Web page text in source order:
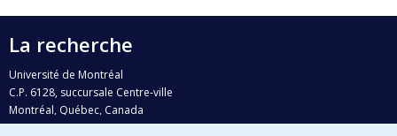
La recherche
Université de Montréal
C.P. 6128, succursale Centre-ville
Montréal, Québec, Canada
H3C 3J7